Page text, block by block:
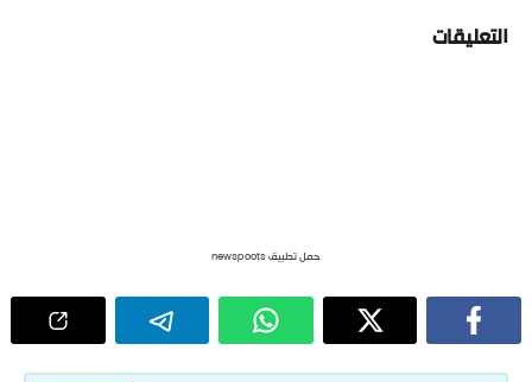
التعليقات
حمل تطبيق newspoots